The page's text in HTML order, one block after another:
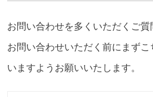
お問い合わせを多くいただくご質
お問い合わせいただく前にまず
いますようお願いいたします。